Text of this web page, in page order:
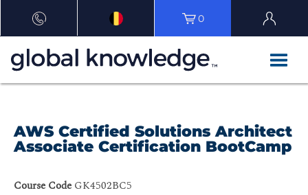
0
AWS Certified Solutions Architect
Associate Certification BootCamp
Course Code GK4502BC5